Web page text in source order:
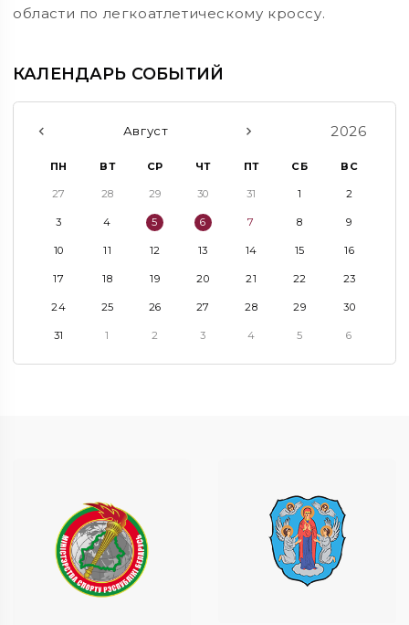
области по легкоатлетическому кроссу.
КАЛЕНДАРЬ СОБЫТИЙ
Август 2026
ПН ВТ СР ЧТ ПТ СБ ВС
27 28 29 30 31 1 2
3 4 5 6 7 8 9
10 11 12 13 14 15 16
17 18 19 20 21 22 23
24 25 26 27 28 29 30
31 1 2 3 4 5 6